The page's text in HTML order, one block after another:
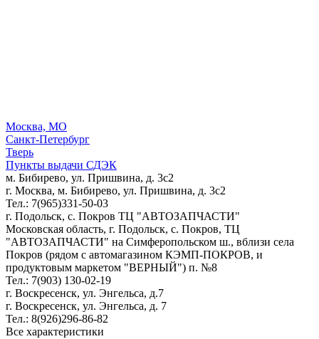
Москва, МО
Санкт-Петербург
Тверь
Пункты выдачи СДЭК
м. Бибирево, ул. Пришвина, д. 3с2
г. Москва, м. Бибирево, ул. Пришвина, д. 3с2
Тел.: 7(965)331-50-03
г. Подольск, c. Покров ТЦ "АВТОЗАПЧАСТИ"
Московская область, г. Подольск, c. Покров, ТЦ
"АВТОЗАПЧАСТИ" на Симферопольском ш., вблизи села
Покров (рядом с автомагазином КЭМП-ПОКРОВ, и
продуктовым маркетом "ВЕРНЫЙ") п. №8
Тел.: 7(903) 130-02-19
г. Воскресенск, ул. Энгельса, д.7
г. Воскресенск, ул. Энгельса, д. 7
Тел.: 8(926)296-86-82
Все характеристики